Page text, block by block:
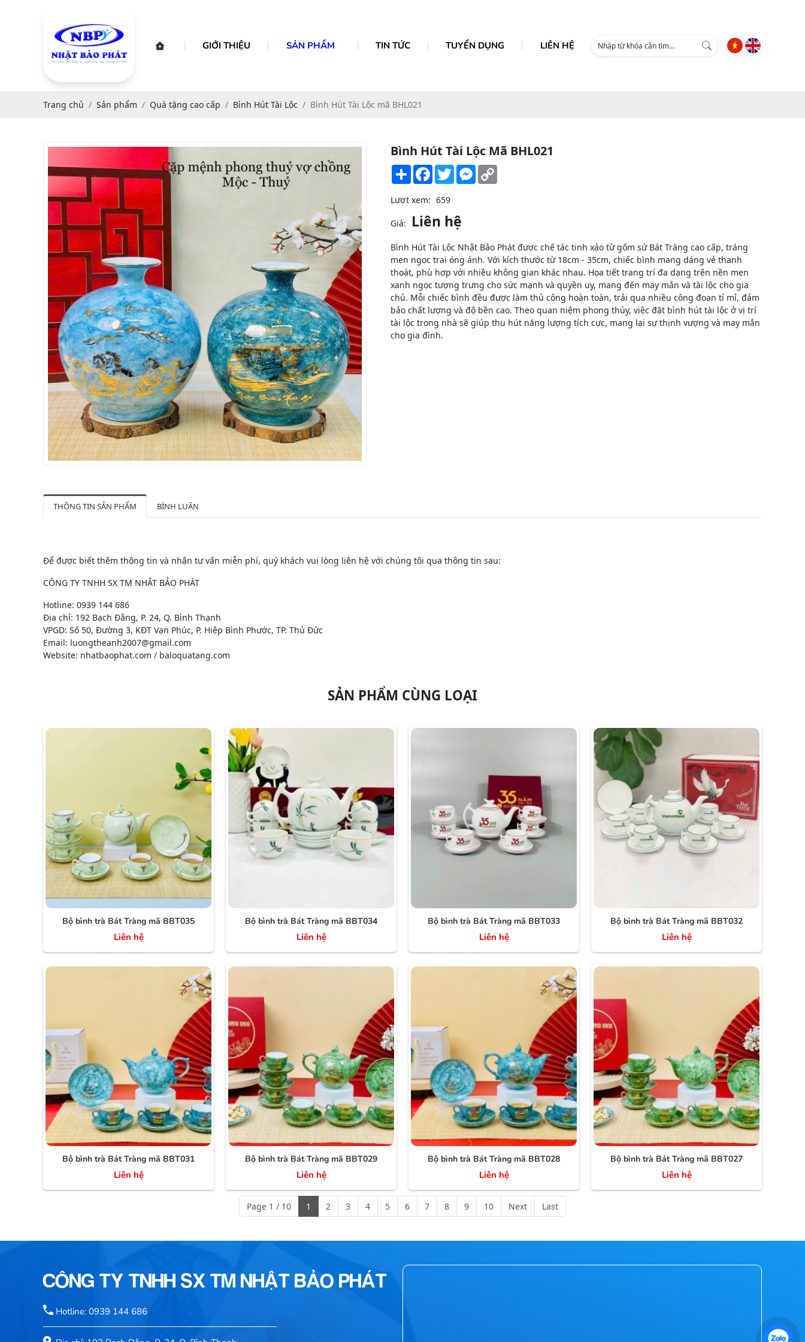
GIỚI THIỆU SẢN PHẨM TIN TỨC TUYỂN DỤNG LIÊN HỆ
Trang chủ Sản phẩm Quà tặng cao cấp Bình Hút Tài Lộc Bình Hút Tài Lộc mã BHL021
Bình Hút Tài Lộc Mã BHL021
Share Facebook
TwitterMessenger
Lượt xem: 659
Giá: Liên hệ
Bình Hút Tài Lộc Nhật Bảo Phát được chế tác tinh xảo từ gốm sứ Bát Tràng cao cấp, tráng
men ngọc trai óng ánh. Với kích thước từ 18cm - 35cm, chiếc bình mang dáng vẻ thanh
thoát, phù hợp với nhiều không gian khác nhau. Họa tiết trang trí đa dạng trên nền men
xanh ngọc tượng trưng cho sức mạnh và quyền uy, mang đến may mắn và tài lộc cho gia
chủ. Mỗi chiếc bình đều được làm thủ công hoàn toàn, trải qua nhiều công đoạn tỉ mỉ, đảm
bảo chất lượng và độ bền cao. Theo quan niệm phong thủy, việc đặt bình hút tài lộc ở vị trí
tài lộc trong nhà sẽ giúp thu hút năng lượng tích cực, mang lại sự thịnh vượng và may mắn
cho gia đình.
THÔNG TIN SẢN PHẨM BÌNH LUẬN
Để được biết thêm thông tin và nhận tư vấn miễn phí, quý khách vui lòng liên hệ với chúng tôi qua thông tin sau:
CÔNG TY TNHH SX TM NHẬT BẢO PHÁT
Hotline: 0939 144 686
Địa chỉ: 192 Bạch Đằng, P. 24, Q. Bình Thạnh
VPGD: Số 50, Đường 3, KĐT Vạn Phúc, P. Hiệp Bình Phước, TP. Thủ Đức
Email: luongtheanh2007@gmail.com
Website: nhatbaophat.com / baloquatang.com
SẢN PHẨM CÙNG LOẠI
Bộ bình trà Bát Tràng mã BBT035
Liên hệ
Bộ bình trà Bát Tràng mã BBT034
Liên hệ
Bộ bình trà Bát Tràng mã BBT033
Liên hệ
Bộ bình trà Bát Tràng mã BBT032
Liên hệ
Bộ bình trà Bát Tràng mã BBT031
Liên hệ
Bộ bình trà Bát Tràng mã BBT029
Liên hệ
Bộ bình trà Bát Tràng mã BBT028
Liên hệ
Bộ bình trà Bát Tràng mã BBT027
Liên hệ
Page 1 / 10 1 2 3 4 5 6 7 8 9 10 Next Last
CÔNG TY TNHH SX TM NHẬT BẢO PHÁT
Hotline: 0939 144 686